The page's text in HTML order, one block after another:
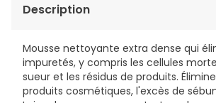
Description
Mousse nettoyante extra dense qui
impuretés, y compris les cellules
sueur et les résidus de produits.
produits cosmétiques, l'excès de